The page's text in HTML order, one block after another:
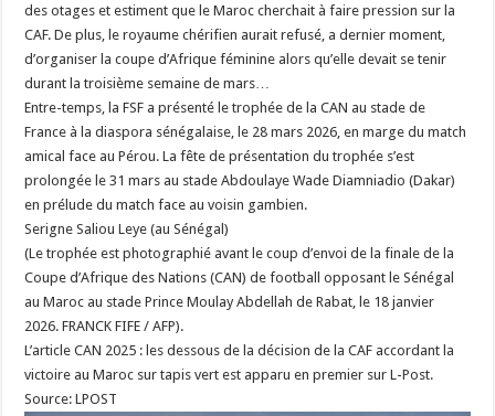
des otages et estiment que le Maroc cherchait à faire pression sur la
CAF. De plus, le royaume chérifien aurait refusé, a dernier moment,
d’organiser la coupe d’Afrique féminine alors qu’elle devait se tenir
durant la troisième semaine de mars…
Entre-temps, la FSF a présenté le trophée de la CAN au stade de
France à la diaspora sénégalaise, le 28 mars 2026, en marge du match
amical face au Pérou. La fête de présentation du trophée s’est
prolongée le 31 mars au stade Abdoulaye Wade Diamniadio (Dakar)
en prélude du match face au voisin gambien.
Serigne Saliou Leye (au Sénégal)
(Le trophée est photographié avant le coup d’envoi de la finale de la
Coupe d’Afrique des Nations (CAN) de football opposant le Sénégal
au Maroc au stade Prince Moulay Abdellah de Rabat, le 18 janvier
2026. FRANCK FIFE / AFP).
L’article CAN 2025 : les dessous de la décision de la CAF accordant la
victoire au Maroc sur tapis vert est apparu en premier sur L-Post.
Source: LPOST